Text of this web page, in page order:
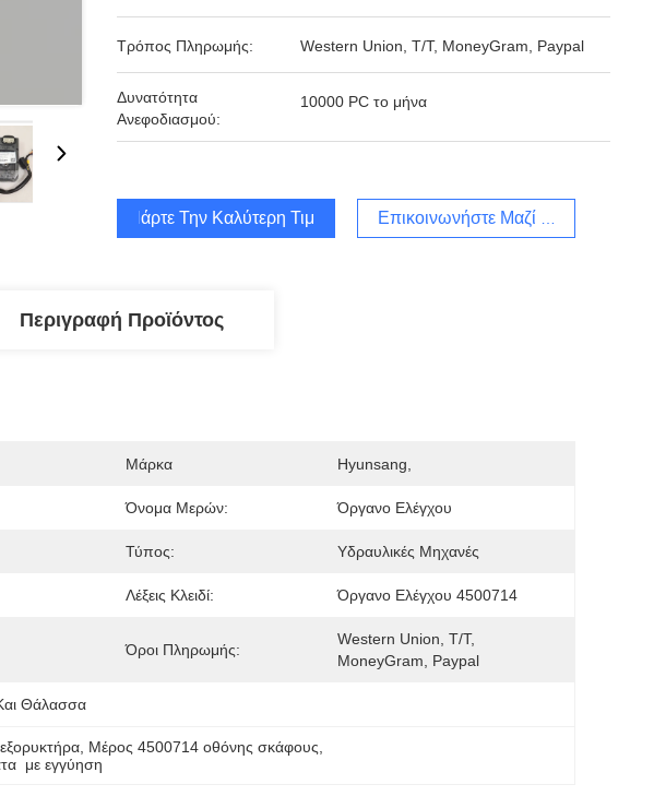
Τρόπος Πληρωμής: Western Union, T/T, MoneyGram, Paypal
Δυνατότητα
Ανεφοδιασμού:
10000 PC το μήνα
Πάρτε Την Καλύτερη Τιμή Επικοινωνήστε Μαζί Μας
Περιγραφή Προϊόντος
Μάρκα Hyunsang,
Όνομα Μερών: Όργανο Ελέγχου
Τύπος: Υδραυλικές Μηχανές
Λέξεις Κλειδί: Όργανο Ελέγχου 4500714
Όροι Πληρωμής:
Western Union, T/T,
MoneyGram, Paypal
Θάλασσα
Μέρος 4500714 οθόνης σκάφους
με εγγύηση